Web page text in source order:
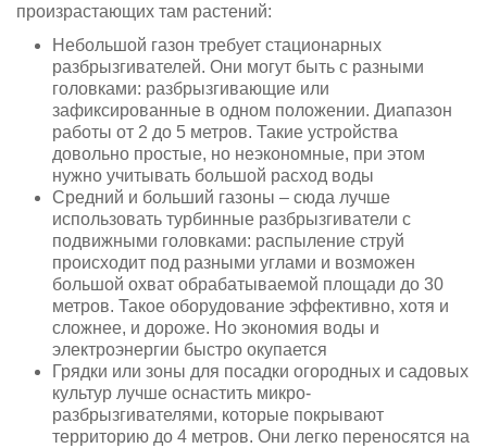
произрастающих там растений:
Небольшой газон требует стационарных
разбрызгивателей. Они могут быть с разными
головками: разбрызгивающие или
зафиксированные в одном положении. Диапазон
работы от 2 до 5 метров. Такие устройства
довольно простые, но неэкономные, при этом
нужно учитывать большой расход воды
Средний и больший газоны – сюда лучше
использовать турбинные разбрызгиватели с
подвижными головками: распыление струй
происходит под разными углами и возможен
большой охват обрабатываемой площади до 30
метров. Такое оборудование эффективно, хотя и
сложнее, и дороже. Но экономия воды и
электроэнергии быстро окупается
Грядки или зоны для посадки огородных и садовых
культур лучше оснастить микро-
разбрызгивателями, которые покрывают
территорию до 4 метров. Они легко переносятся на